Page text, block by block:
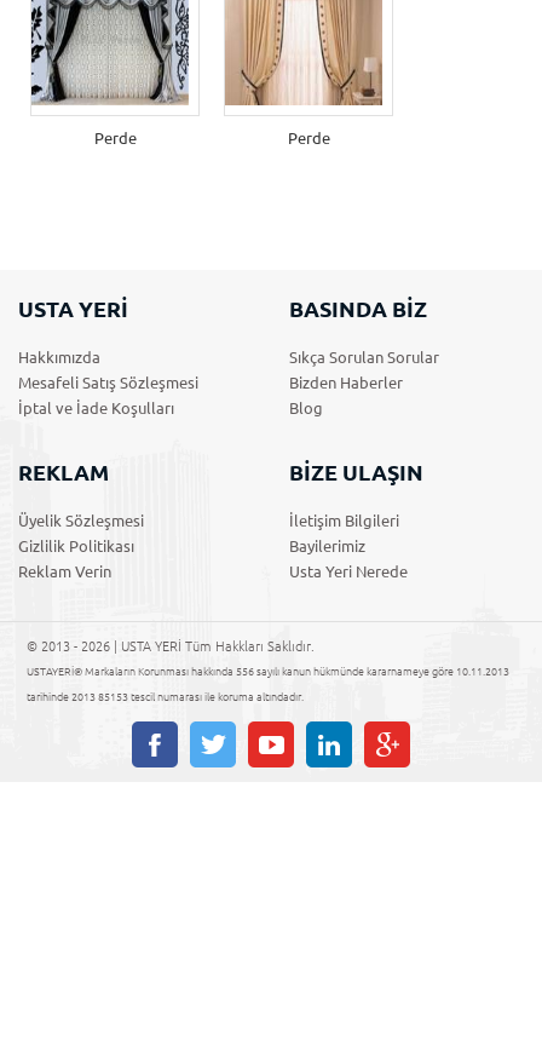
Perde Perde
USTA YERİ
Hakkımızda
Mesafeli Satış Sözleşmesi
İptal ve İade Koşulları
BASINDA BİZ
Sıkça Sorulan Sorular
Bizden Haberler
Blog
REKLAM
Üyelik Sözleşmesi
Gizlilik Politikası
Reklam Verin
BİZE ULAŞIN
İletişim Bilgileri
Bayilerimiz
Usta Yeri Nerede
© 2013 - 2026 | USTA YERİ Tüm Hakkları Saklıdır.
USTAYERİ® Markaların Korunması hakkında 556 sayılı kanun hükmünde kararnameye göre 10.11.2013
tarihinde 2013 85153 tescil numarası ile koruma altındadır.